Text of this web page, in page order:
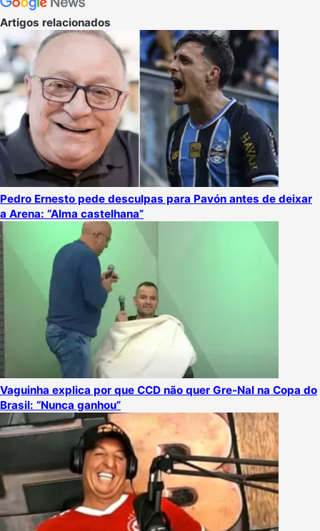
Artigos relacionados
Pedro Ernesto pede desculpas para Pavón antes de deixar
a Arena: “Alma castelhana”
Vaguinha explica por que CCD não quer Gre-Nal na Copa do
Brasil: “Nunca ganhou”